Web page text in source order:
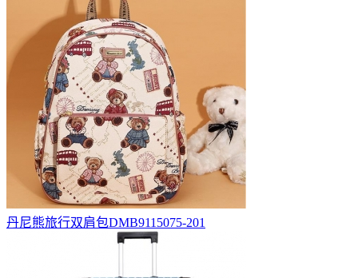
丹尼熊旅行双肩包DMB9115075-201